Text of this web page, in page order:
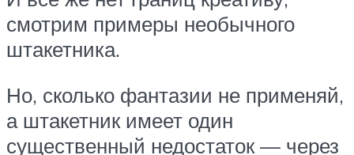
смотрим примеры необычного
штакетника.
Но, сколько фантазии не применяй,
а штакетник имеет один
существенный недостаток — через